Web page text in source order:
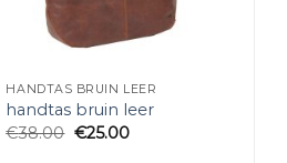
HANDTAS BRUIN LEER
handtas bruin leer
€38.00 €25.00